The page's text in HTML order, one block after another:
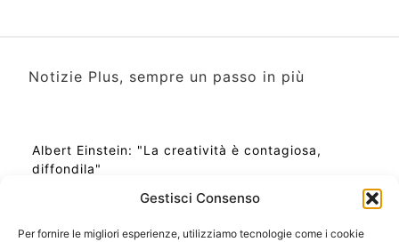
Gestisci Consenso
Per fornire le migliori esperienze, utilizziamo tecnologie come i cookie
Notizie Plus, sempre un passo in più
Albert Einstein: "La creatività è contagiosa,
diffondila"